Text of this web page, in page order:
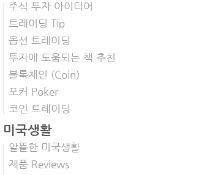
주식 투자 아이디어
트레이딩 Tip
옵션 트레이딩
투자에 도움되는 책 추천
블록체인 (Coin)
포커 Poker
코인 트레이딩
미국생활
알뜰한 미국생활
제품 Reviews